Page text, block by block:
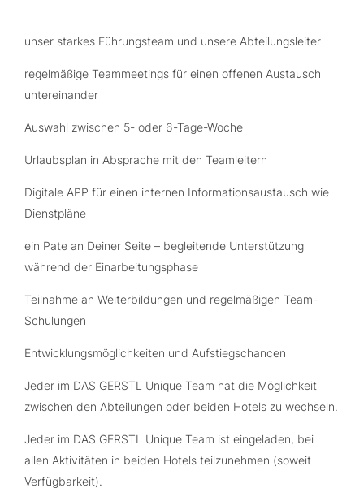
unser starkes Führungsteam und unsere Abteilungsleiter
regelmäßige Teammeetings für einen offenen Austausch
untereinander
Auswahl zwischen 5- oder 6-Tage-Woche
Urlaubsplan in Absprache mit den Teamleitern
Digitale APP für einen internen Informationsaustausch wie
Dienstpläne
ein Pate an Deiner Seite – begleitende Unterstützung
während der Einarbeitungsphase
Teilnahme an Weiterbildungen und regelmäßigen Team-
Schulungen
Entwicklungsmöglichkeiten und Aufstiegschancen
Jeder im DAS GERSTL Unique Team hat die Möglichkeit
zwischen den Abteilungen oder beiden Hotels zu wechseln.
Jeder im DAS GERSTL Unique Team ist eingeladen, bei
allen Aktivitäten in beiden Hotels teilzunehmen (soweit
Verfügbarkeit).